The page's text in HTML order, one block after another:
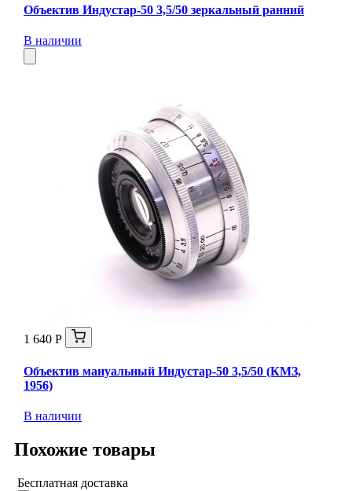
Объектив Индустар-50 3,5/50 зеркальный ранний
В наличии
1 640 Р
Объектив мануальный Индустар-50 3,5/50 (КМЗ,
1956)
В наличии
Похожие товары
Бесплатная доставка